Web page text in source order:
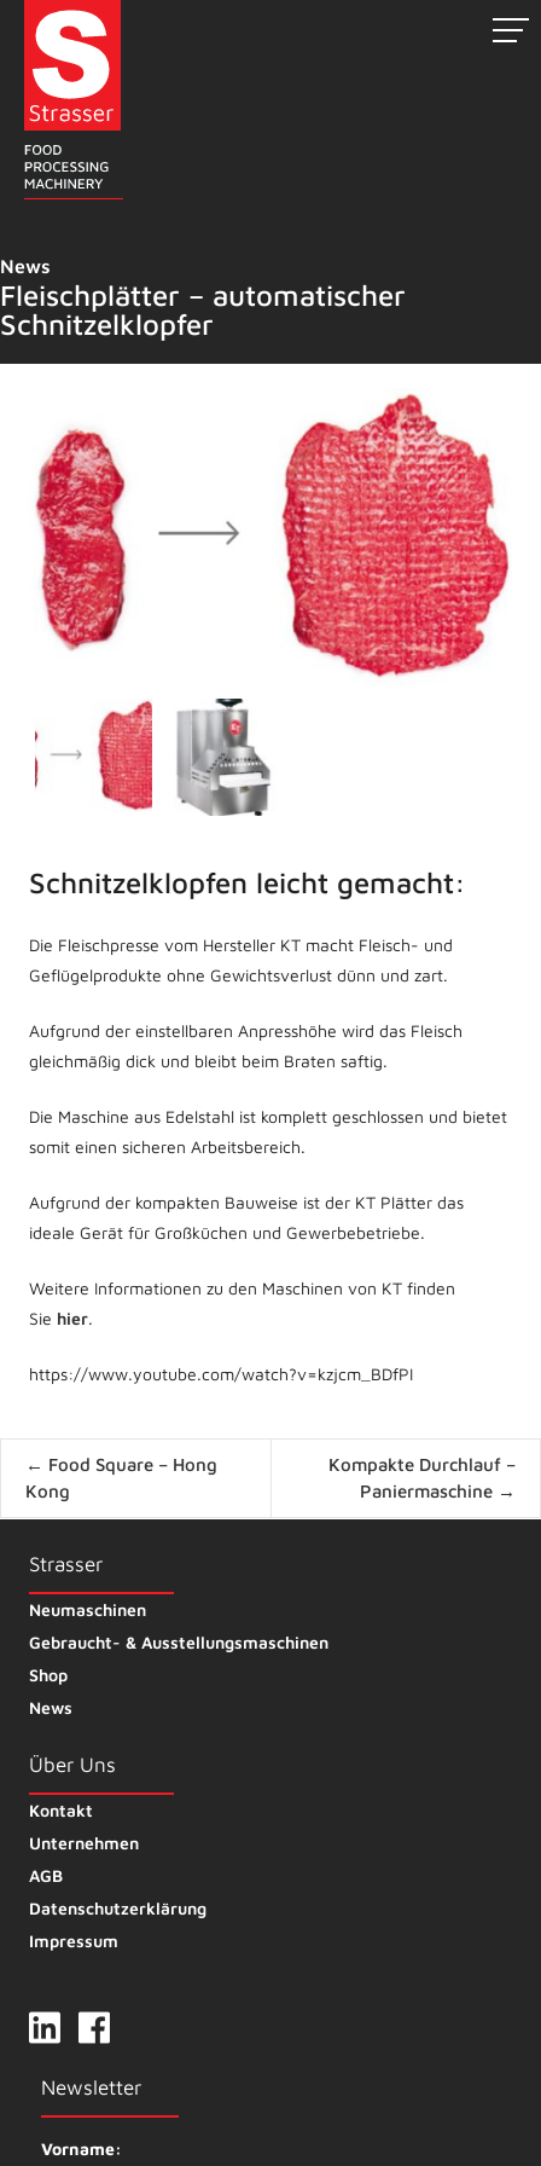
Zum
Inhalt
springen
News
Fleischplätter – automatischer
Schnitzelklopfer
Schnitzelklopfen leicht gemacht:
Die Fleischpresse vom Hersteller KT macht Fleisch- und
Geflügelprodukte ohne Gewichtsverlust dünn und zart.
Aufgrund der einstellbaren Anpresshöhe wird das Fleisch
gleichmäßig dick und bleibt beim Braten saftig.
Die Maschine aus Edelstahl ist komplett geschlossen und bietet
somit einen sicheren Arbeitsbereich.
Aufgrund der kompakten Bauweise ist der KT Plätter das
ideale Gerät für Großküchen und Gewerbebetriebe.
Weitere Informationen zu den Maschinen von KT finden
Sie hier.
https://www.youtube.com/watch?v=kzjcm_BDfPI
Posts
navigation
← Food Square – Hong
Kong
Kompakte Durchlauf –
Paniermaschine →
Strasser
Neumaschinen
Gebraucht- & Ausstellungsmaschinen
Shop
News
Über Uns
Kontakt
Unternehmen
AGB
Datenschutzerklärung
Impressum
Newsletter
Vorname: